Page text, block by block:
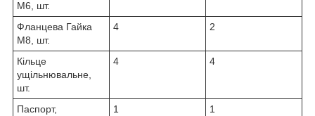
М6, шт.
Фланцева Гайка
М8, шт.
4 2
Кільце
ущільнювальне,
шт.
4 4
Паспорт,
1 1